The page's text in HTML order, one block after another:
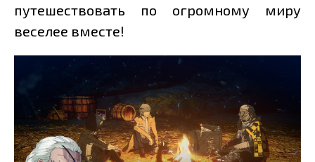
путешествовать по огромному миру
веселее вместе!